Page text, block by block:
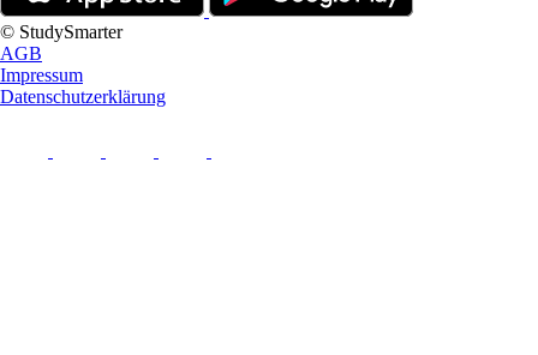
© StudySmarter
AGB
Impressum
Datenschutzerklärung